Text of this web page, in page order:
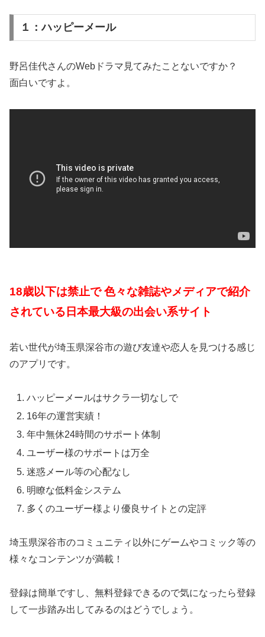
１：ハッピーメール
野呂佳代さんのWebドラマ見てみたことないですか？
面白いですよ。
18歳以下は禁止で 色々な雑誌やメディアで紹介
されている日本最大級の出会い系サイト
若い世代が埼玉県深谷市の遊び友達や恋人を見つける感じ
のアプリです。
ハッピーメールはサクラ一切なしで
16年の運営実績！
年中無休24時間のサポート体制
ユーザー様のサポートは万全
迷惑メール等の心配なし
明瞭な低料金システム
多くのユーザー様より優良サイトとの定評
埼玉県深谷市のコミュニティ以外にゲームやコミック等の
様々なコンテンツが満載！
登録は簡単ですし、無料登録できるので気になったら登録
して一歩踏み出してみるのはどうでしょう。